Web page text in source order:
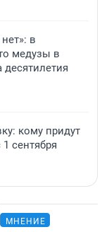
в
медузы в
кому придут
сентября
МНЕНИЕ